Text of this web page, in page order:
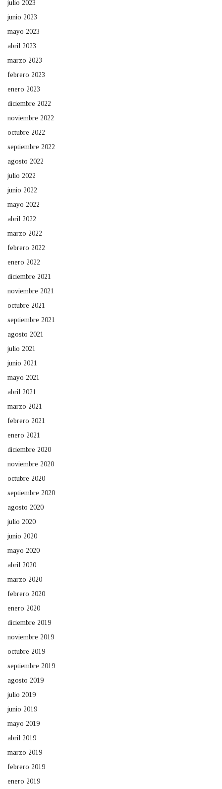
julio 2023
junio 2023
mayo 2023
abril 2023
marzo 2023
febrero 2023
enero 2023
diciembre 2022
noviembre 2022
octubre 2022
septiembre 2022
agosto 2022
julio 2022
junio 2022
mayo 2022
abril 2022
marzo 2022
febrero 2022
enero 2022
diciembre 2021
noviembre 2021
octubre 2021
septiembre 2021
agosto 2021
julio 2021
junio 2021
mayo 2021
abril 2021
marzo 2021
febrero 2021
enero 2021
diciembre 2020
noviembre 2020
octubre 2020
septiembre 2020
agosto 2020
julio 2020
junio 2020
mayo 2020
abril 2020
marzo 2020
febrero 2020
enero 2020
diciembre 2019
noviembre 2019
octubre 2019
septiembre 2019
agosto 2019
julio 2019
junio 2019
mayo 2019
abril 2019
marzo 2019
febrero 2019
enero 2019